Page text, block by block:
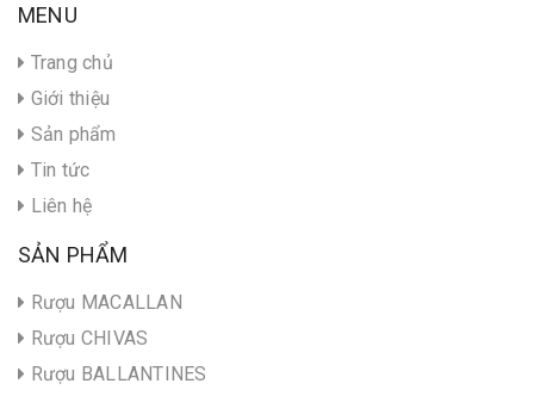
MENU
Trang chủ
Giới thiệu
Sản phẩm
Tin tức
Liên hệ
SẢN PHẨM
Rượu MACALLAN
Rượu CHIVAS
Rượu BALLANTINES